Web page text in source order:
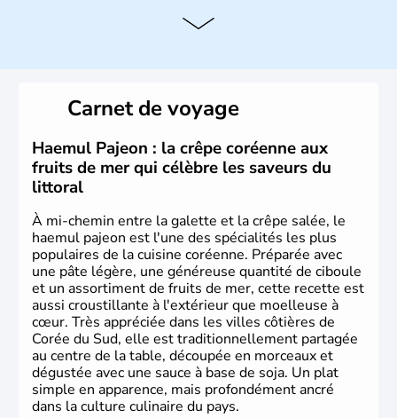
Histoire et administration
christianisme et le bouddhisme en sont les deux
principales religions. Ce pays partage sa culture avec la
Corée du Nord. Les Jeux Olympiques s’y sont déroulés en
1988, de même que la Coupe du Monde de football en
2002, en collaboration avec le Japon.
Carnet de voyage
Haemul Pajeon : la crêpe coréenne aux
fruits de mer qui célèbre les saveurs du
littoral
À mi-chemin entre la galette et la crêpe salée, le
haemul pajeon est l'une des spécialités les plus
populaires de la cuisine coréenne. Préparée avec
une pâte légère, une généreuse quantité de ciboule
et un assortiment de fruits de mer, cette recette est
aussi croustillante à l'extérieur que moelleuse à
cœur. Très appréciée dans les villes côtières de
Corée du Sud, elle est traditionnellement partagée
au centre de la table, découpée en morceaux et
dégustée avec une sauce à base de soja. Un plat
simple en apparence, mais profondément ancré
dans la culture culinaire du pays.